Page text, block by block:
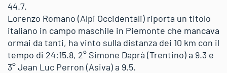
44.7.
Lorenzo Romano (Alpi Occidentali) riporta un titolo
italiano in campo maschile in Piemonte che mancava
ormai da tanti, ha vinto sulla distanza dei 10 km con il
tempo di 24:15.8, 2° Simone Daprà (Trentino) a 9.3 e
3° Jean Luc Perron (Asiva) a 9.5.